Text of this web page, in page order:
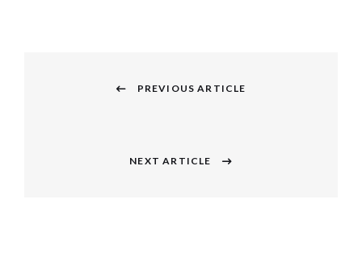
PREVIOUS ARTICLE
NEXT ARTICLE